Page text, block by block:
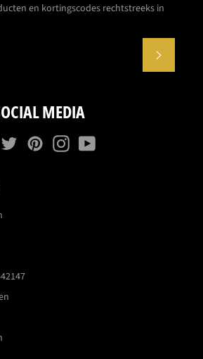
en kortingscodes rechtstreeks in
MEDIA
FacebookTwitterPinterestInstagram